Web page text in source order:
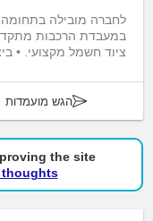
לחברה מובילה
במעבדת הרכבות
ציוד חשמל מקצועי. •
הגש מועמדות
the site.